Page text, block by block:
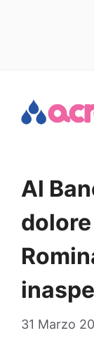
contenuto
Al
31 Marzo